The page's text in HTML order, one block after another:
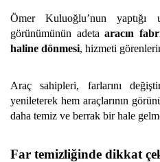
Ömer Kuluoğlu’nun yaptığı
görünümünün adetaaracın
haline dönmesi, hizmeti
Araç sahipleri, farlarını
yenileterek hem araçlarının
daha temiz ve berrak bir hale
Far temizliğinde dikkat